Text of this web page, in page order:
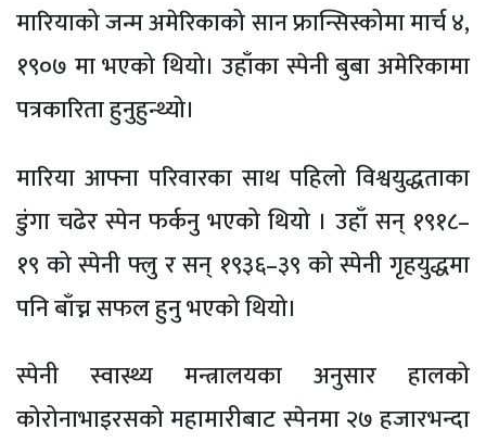
मारियाको जन्म अमेरिकाको सान फ्रान्सिस्कोमा मार्च ४,
१९०७ मा भएको थियो। उहाँका स्पेनी बुबा अमेरिकामा
पत्रकारिता हुनुहुन्थ्यो।
मारिया आफ्ना परिवारका साथ पहिलो विश्वयुद्धताका
डुंगा चढेर स्पेन फर्कनु भएको थियो । उहाँ सन् १९१८–
१९ को स्पेनी फ्लु र सन् १९३६–३९ को स्पेनी गृहयुद्धमा
पनि बाँच्न सफल हुनु भएको थियो।
स्पेनी स्वास्थ्य मन्त्रालयका अनुसार हालको
कोरोनाभाइरसको महामारीबाट स्पेनमा २७ हजारभन्दा